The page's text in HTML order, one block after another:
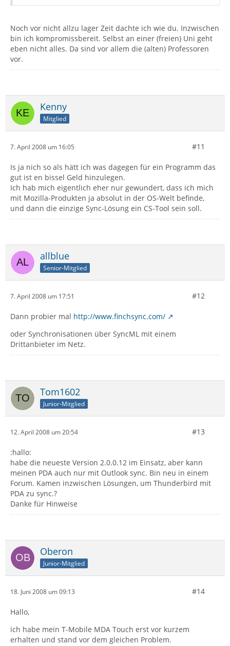
Noch vor nicht allzu lager Zeit dachte ich wie du. Inzwischen
bin ich kompromissbereit. Selbst an einer (freien) Uni geht
eben nicht alles. Da sind vor allem die (alten) Professoren
vor.
Kenny
Mitglied
7. April 2008 um 16:05 #11
Is ja nich so als hätt ich was dagegen für ein Programm das
gut ist en bissel Geld hinzulegen.
Ich hab mich eigentlich eher nur gewundert, dass ich mich
mit Mozilla-Produkten ja absolut in der OS-Welt befinde,
und dann die einzige Sync-Lösung ein CS-Tool sein soll.
allblue
Senior-Mitglied
7. April 2008 um 17:51 #12
Dann probier mal http://www.finchsync.com/
oder Synchronisationen über SyncML mit einem
Drittanbieter im Netz.
Tom1602
Junior-Mitglied
12. April 2008 um 20:54 #13
:hallo:
habe die neueste Version 2.0.0.12 im Einsatz, aber kann
meinen PDA auch nur mit Outlook sync. Bin neu in einem
Forum. Kamen inzwischen Lösungen, um Thunderbird mit
PDA zu sync.?
Danke für Hinweise
Oberon
Junior-Mitglied
18. Juni 2008 um 09:13 #14
Hallo,
ich habe mein T-Mobile MDA Touch erst vor kurzem
erhalten und stand vor dem gleichen Problem.